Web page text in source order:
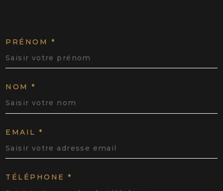
PRÉNOM *
NOM *
EMAIL *
TÉLÉPHONE *